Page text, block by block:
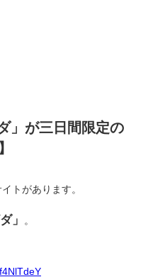
」が三日間限定の
トがあります。
」 。